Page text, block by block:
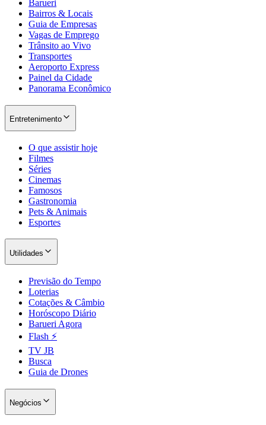
Corinthians
Palmeiras
Barueri
Bairros & Locais
Guia de Empresas
Vagas de Emprego
Trânsito ao Vivo
Transportes
Aeroporto Express
Painel da Cidade
Panorama Econômico
Entretenimento
O que assistir hoje
Filmes
Séries
Cinemas
Famosos
Gastronomia
Pets & Animais
Esportes
Utilidades
Previsão do Tempo
Loterias
Cotações & Câmbio
Horóscopo Diário
Barueri Agora
Flash ⚡
TV JB
Busca
Guia de Drones
Negócios